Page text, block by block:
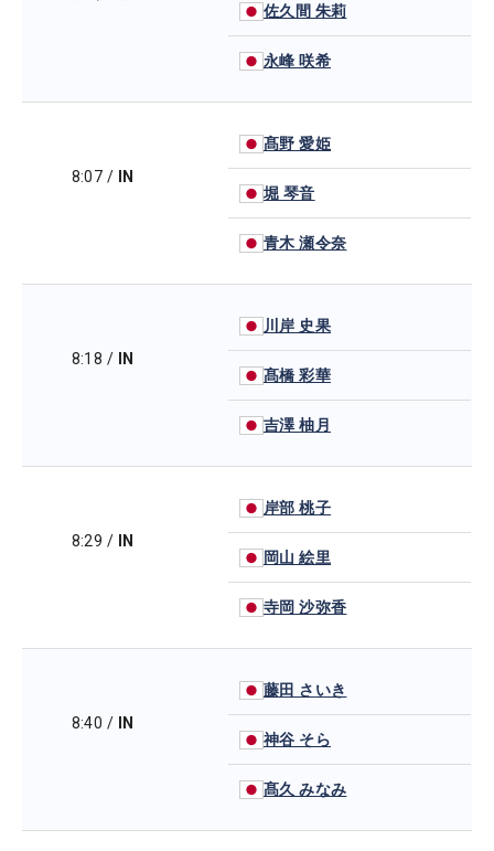
佐久間 朱莉
永峰 咲希
8:07 / IN
髙野 愛姫
堀 琴音
青木 瀬令奈
8:18 / IN
川岸 史果
髙橋 彩華
吉澤 柚月
8:29 / IN
岸部 桃子
岡山 絵里
寺岡 沙弥香
8:40 / IN
藤田 さいき
神谷 そら
髙久 みなみ